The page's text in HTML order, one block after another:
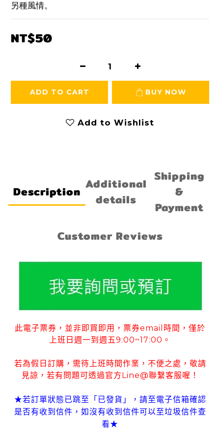
另種風情。
NT$50
ADD TO CART BUY NOW
Add to Wishlist
Description Additional
details
Shipping
&
Payment
Customer Reviews
此電子票券 ， 並非即買即用 ， 票券email 時間 ， 僅於
上班日週一到週五9:00~17:00 。
若為假日訂購 ， 需待上班時間作業 ， 不便之處 ， 敬請
見諒 ， 若有 問題可透過官方Line@聯繫客服喔！
★若訂單狀態已跳至「已發貨」 ， 請至電子信箱確認
是否有收到信件 ， 如沒有收到信件可以至垃圾信件查
看★